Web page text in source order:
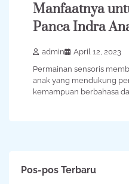
Manfaatnya
Panca Indra
admin
April 12, 2023
Permainan sensoris
anak yang mendukung
kemampuan berbahasa
Pos-pos Terbaru